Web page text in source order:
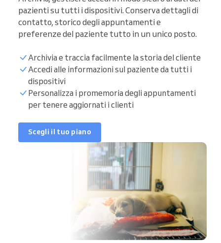
pazienti su tutti i dispositivi. Conserva dettagli di
contatto, storico degli appuntamenti e
preferenze del paziente tutto in un unico posto.
Archivia e traccia facilmente la storia del cliente
Accedi alle informazioni sul paziente da tutti i
dispositivi
Personalizza i promemoria degli appuntamenti
per tenere aggiornati i clienti
Scegli il tuo piano